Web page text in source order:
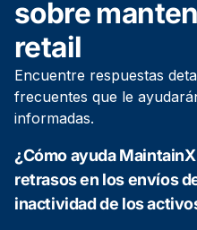
sobre
retail
Encuentre respuestas
frecuentes que le
informadas.
¿Cómo ayuda
retrasos en los envíos
inactividad de los